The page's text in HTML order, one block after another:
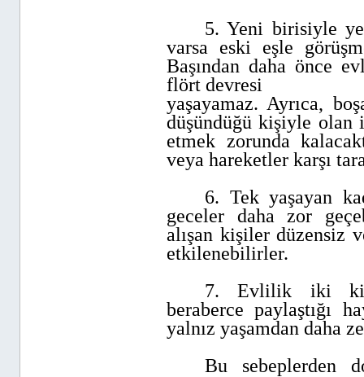
5. Yeni birisiyle
varsa eski eşle
Başından daha önce
flört devresi
yaşayamaz. Ayrıca,
düşündüğü kişiyle olan
etmek zorunda
veya hareketler karşı
6. Tek yaşayan
geceler daha zor
alışan kişiler düzensiz
etkilenebilirler.
7. Evlilik iki
beraberce paylaştığı
yalnız yaşamdan daha
Bu sebeplerden